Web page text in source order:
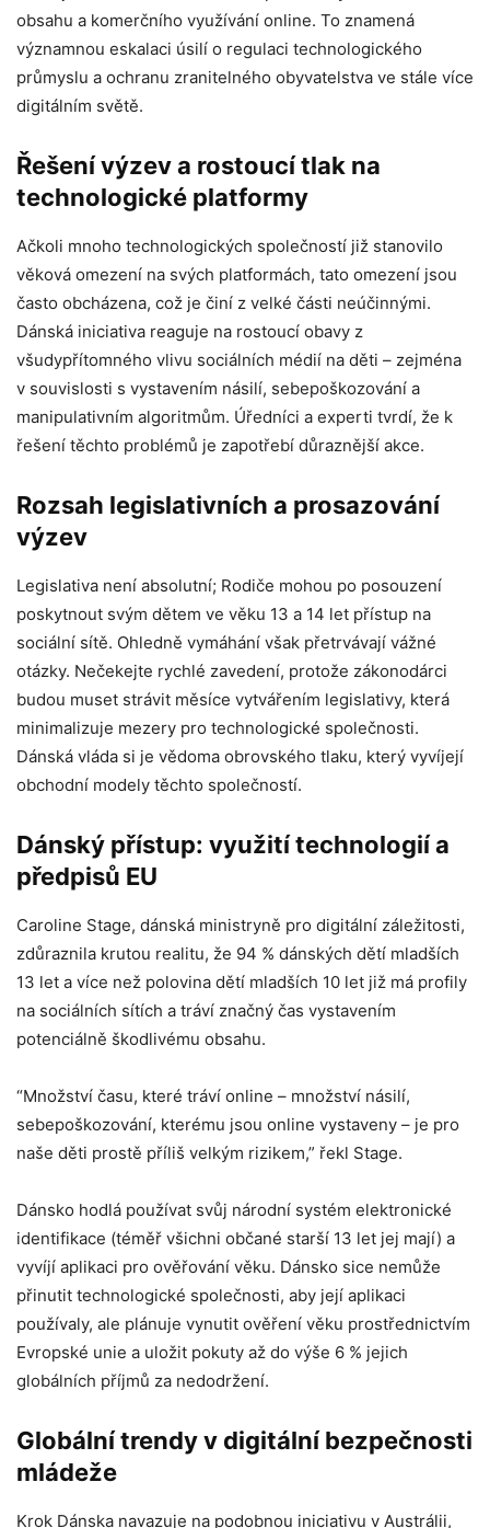
obsahu a komerčního využívání online. To znamená
významnou eskalaci úsilí o regulaci technologického
průmyslu a ochranu zranitelného obyvatelstva ve stále více
digitálním světě.
Řešení výzev a rostoucí tlak na
technologické platformy
Ačkoli mnoho technologických společností již stanovilo
věková omezení na svých platformách, tato omezení jsou
často obcházena, což je činí z velké části neúčinnými.
Dánská iniciativa reaguje na rostoucí obavy z
všudypřítomného vlivu sociálních médií na děti – zejména
v souvislosti s vystavením násilí, sebepoškozování a
manipulativním algoritmům. Úředníci a experti tvrdí, že k
řešení těchto problémů je zapotřebí důraznější akce.
Rozsah legislativních a prosazování
výzev
Legislativa není absolutní; Rodiče mohou po posouzení
poskytnout svým dětem ve věku 13 a 14 let přístup na
sociální sítě. Ohledně vymáhání však přetrvávají vážné
otázky. Nečekejte rychlé zavedení, protože zákonodárci
budou muset strávit měsíce vytvářením legislativy, která
minimalizuje mezery pro technologické společnosti.
Dánská vláda si je vědoma obrovského tlaku, který vyvíjejí
obchodní modely těchto společností.
Dánský přístup: využití technologií a
předpisů EU
Caroline Stage, dánská ministryně pro digitální záležitosti,
zdůraznila krutou realitu, že 94 % dánských dětí mladších
13 let a více než polovina dětí mladších 10 let již má profily
na sociálních sítích a tráví značný čas vystavením
potenciálně škodlivému obsahu.
“Množství času, které tráví online – množství násilí,
sebepoškozování, kterému jsou online vystaveny – je pro
naše děti prostě příliš velkým rizikem,” řekl Stage.
Dánsko hodlá používat svůj národní systém elektronické
identifikace (téměř všichni občané starší 13 let jej mají) a
vyvíjí aplikaci pro ověřování věku. Dánsko sice nemůže
přinutit technologické společnosti, aby její aplikaci
používaly, ale plánuje vynutit ověření věku prostřednictvím
Evropské unie a uložit pokuty až do výše 6 % jejich
globálních příjmů za nedodržení.
Globální trendy v digitální bezpečnosti
mládeže
Krok Dánska navazuje na podobnou iniciativu v Austrálii,